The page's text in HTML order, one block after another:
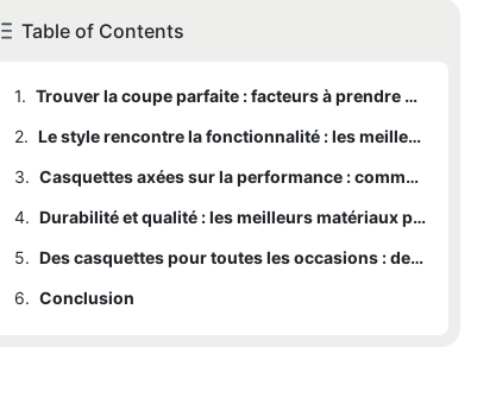
Table of Contents
1.
Trouver la coupe parfaite : facteurs à prendre en compte lors du choix d'une casquette de baseball
2.
Le style rencontre la fonctionnalité : les meilleurs modèles pour les adeptes de la mode
3.
Casquettes axées sur la performance : comment choisir la bonne casquette pour les activités sportives
4.
Durabilité et qualité : les meilleurs matériaux pour des casquettes de baseball durables
5.
Des casquettes pour toutes les occasions : des options polyvalentes pour les sorties décontractées et formelles
6. Conclusion